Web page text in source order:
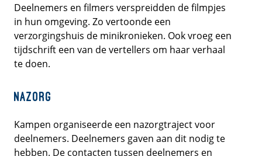
Deelnemers en filmers verspreidden de filmpjes
in hun omgeving. Zo vertoonde een
verzorgingshuis de minikronieken. Ook vroeg een
tijdschrift een van de vertellers om haar verhaal
te doen.
Nazorg
Kampen organiseerde een nazorgtraject voor
deelnemers. Deelnemers gaven aan dit nodig te
hebben. De contacten tussen deelnemers en